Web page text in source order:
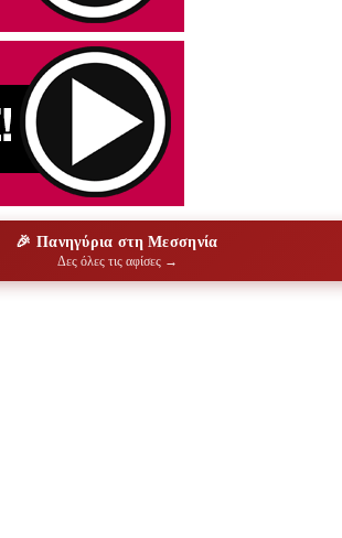
🎉 Πανηγύρια στη Μεσσηνία
Δες όλες τις αφίσες →